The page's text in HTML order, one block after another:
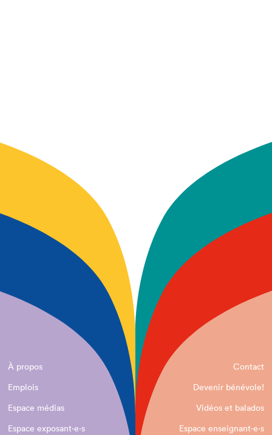
À propos
Contact
Emplois
Devenir bénévole!
Espace médias
Vidéos et balados
Espace exposant·e⋅s
Espace enseignant·e⋅s